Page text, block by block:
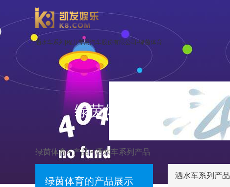
洒水车系列|程力专用汽车股份有限公司-绿茵体育
绿茵体育的产品展示
绿茵体育>产品>洒水车系列产品
绿茵体育的产品展示
洒水车系列产品